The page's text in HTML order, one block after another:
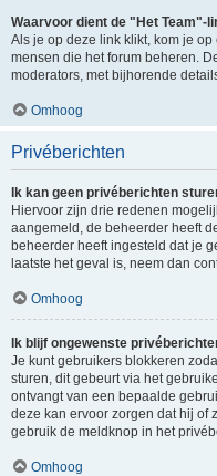
Waarvoor dient de "Het Team"-
Als je op deze link klikt, kom je
mensen die het forum beheren.
moderators, met bijhorende
Omhoog
Privéberichten
Ik kan geen privéberichten
Hiervoor zijn drie redenen
aangemeld, de beheerder heeft
beheerder heeft ingesteld dat je
laatste het geval is, neem dan
Omhoog
Ik blijf ongewenste
Je kunt gebruikers blokkeren
sturen, dit gebeurt via het
ontvangt van een bepaalde
deze kan ervoor zorgen dat hij of
gebruik de meldknop in het
Omhoog